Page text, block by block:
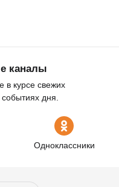
каналы
в курсе свежих
дня.
Одноклассники